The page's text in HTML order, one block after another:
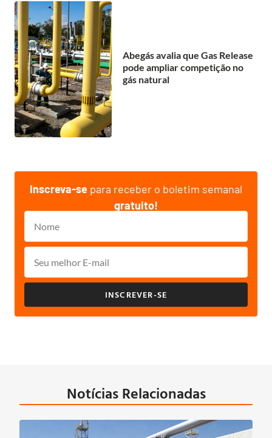
Abegás avalia que Gas Release
pode ampliar competição no
gás natural
Inscreva-se para receber o boletim semanal
gratuito!
INSCREVER-SE
Notícias Relacionadas